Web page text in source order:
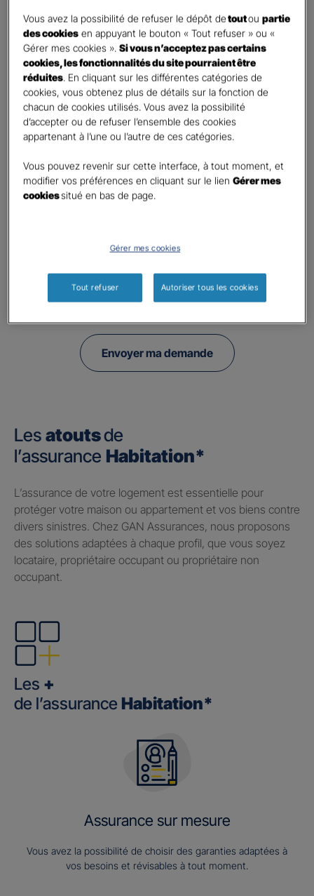
No
country
selected
E-mail
Informations complémentaires (facultatif)
Information données personnelles
En cochant cette case et en soumettant ce formulaire,
indiquée dans ce formulaire.
à l'utilisation de données collectés par ce formulaire, veuillez consulter notre
politique de confidentialité.
Envoyer ma demande
Les atoutsde
l’assurance Habitation*
​L’assurance de votre logement est essentielle pour
protéger votre maison ou appartement et vos biens contre
divers sinistres. Chez GAN Assurances, nous proposons
des solutions adaptées à chaque profil, que vous soyez
locataire, propriétaire occupant ou propriétaire non
occupant.
Les +
de l’assurance Habitation*
Assurance sur mesure
Vous avez la possibilité de choisir des garanties adaptées à
vos besoins et révisables à tout moment.
Vous avez la possibilité de refuser le dépôt detoutoupartie
des cookies en appuyant le bouton « Tout refuser » ou «
Gérer mes cookies ».Si vous n’acceptez pas certains
cookies, les fonctionnalités du site pourraient être
réduites. En cliquant sur les différentes catégories de
cookies, vous obtenez plus de détails sur la fonction de
chacun de cookies utilisés. Vous avez la possibilité
d’accepter ou de refuser l’ensemble des cookies
appartenant à l’une ou l’autre de ces catégories.
Vous pouvez revenir sur cette interface, à tout moment, et
modifier vos préférences en cliquant sur le lienGérer mes
cookiessitué en bas de page.
Gérer mes cookies
Tout refuser Autoriser tous les cookies